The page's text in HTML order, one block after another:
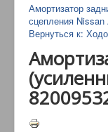
КОНТАКТЫ
ДОСТАВКА
Амортизатор
сцепления Nissan
Вернуться к: